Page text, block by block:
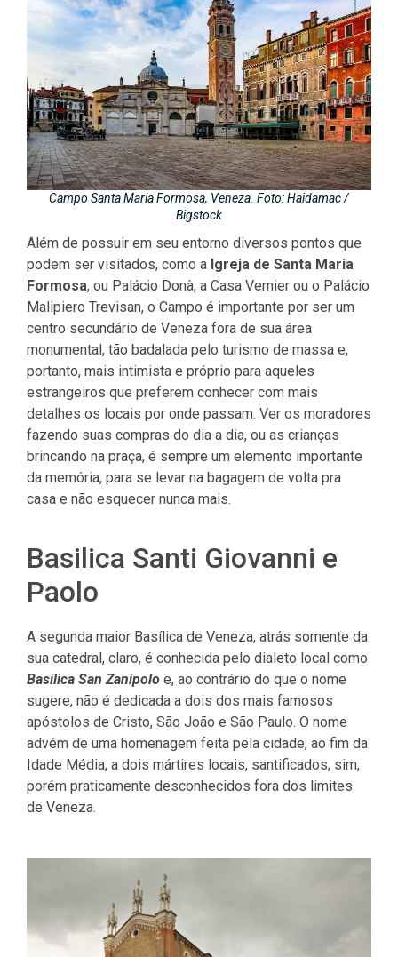
Campo Santa Maria Formosa, Veneza. Foto: Haidamac /
Bigstock
Além de possuir em seu entorno diversos pontos que
podem ser visitados, como a Igreja de Santa Maria
Formosa, ou Palácio Donà, a Casa Vernier ou o Palácio
Malipiero Trevisan, o Campo é importante por ser um
centro secundário de Veneza fora de sua área
monumental, tão badalada pelo turismo de massa e,
portanto, mais intimista e próprio para aqueles
estrangeiros que preferem conhecer com mais
detalhes os locais por onde passam. Ver os moradores
fazendo suas compras do dia a dia, ou as crianças
brincando na praça, é sempre um elemento importante
da memória, para se levar na bagagem de volta pra
casa e não esquecer nunca mais.
Basilica Santi Giovanni e
Paolo
A segunda maior Basílica de Veneza, atrás somente da
sua catedral, claro, é conhecida pelo dialeto local como
Basilica San Zanipolo e, ao contrário do que o nome
sugere, não é dedicada a dois dos mais famosos
apóstolos de Cristo, São João e São Paulo. O nome
advém de uma homenagem feita pela cidade, ao fim da
Idade Média, a dois mártires locais, santificados, sim,
porém praticamente desconhecidos fora dos limites
de Veneza.